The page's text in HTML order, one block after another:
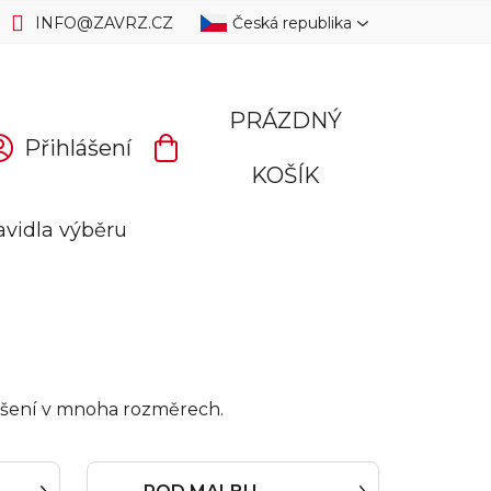
INFO@ZAVRZ.CZ Česká republika
Přihlášení
NÁKUPNÍ
PRÁZDNÝ
KOŠÍK
výběru
v mnoha rozměrech.